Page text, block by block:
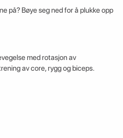
på? Bøye seg ned for å plukke opp
med rotasjon av
av core, rygg og biceps.